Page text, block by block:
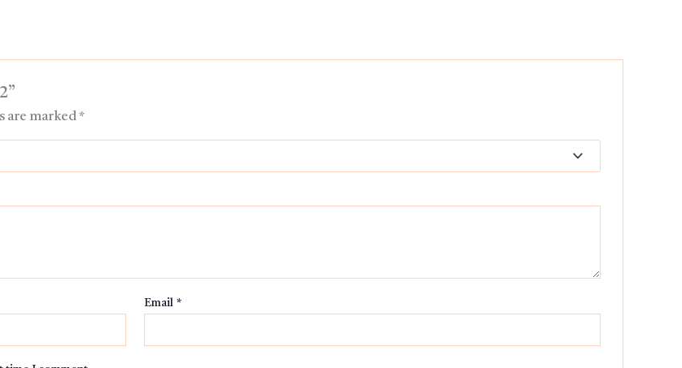
are marked*
Email*